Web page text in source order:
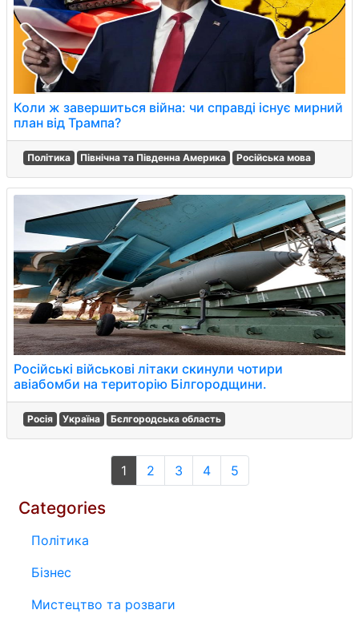
Коли ж завершиться війна: чи справді існує мирний
план від Трампа?
Політика Північна та Південна Америка Російська мова
Російські військові літаки скинули чотири
авіабомби на територію Білгородщини.
Росія Україна Бєлгородська область
1 2 3 4 5
Categories
Політика
Бізнес
Мистецтво та розваги